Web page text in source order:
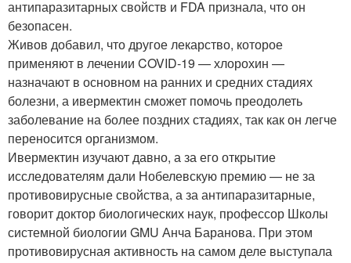
антипаразитарных свойств и FDA признала, что он
безопасен.
Живов добавил, что другое лекарство, которое
применяют в лечении COVID-19 — хлорохин —
назначают в основном на ранних и средних стадиях
болезни, а ивермектин сможет помочь преодолеть
заболевание на более поздних стадиях, так как он легче
переносится организмом.
Ивермектин изучают давно, а за его открытие
исследователям дали Нобелевскую премию — не за
противовирусные свойства, а за антипаразитарные,
говорит доктор биологических наук, профессор Школы
системной биологии GMU Анча Баранова. При этом
противовирусная активность на самом деле выступала